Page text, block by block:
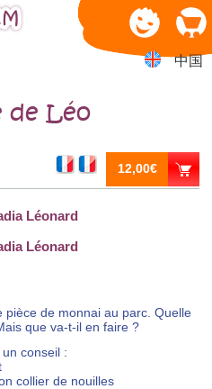
中国
Léo
12,00€
Léonard
Léonard
pièce de monnai au parc. Quelle
que va-t-il en faire ?
conseil :
collier de nouilles